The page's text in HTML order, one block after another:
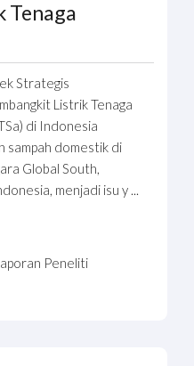
Tenaga
Strategis
Listrik Tenaga
di Indonesia
sampah domestik di
Global South,
menjadi isu y ...
Peneliti